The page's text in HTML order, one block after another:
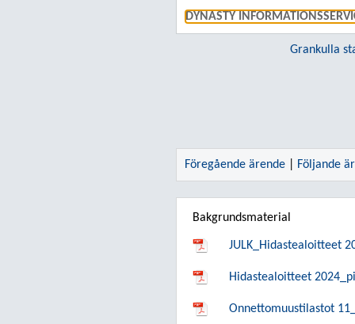
DYNASTY
Grankulla
Föregående ärende Följande
Bakgrundsmaterial
JULK_Hidastealoitteet
Hidastealoitteet
Onnettomuustilastot